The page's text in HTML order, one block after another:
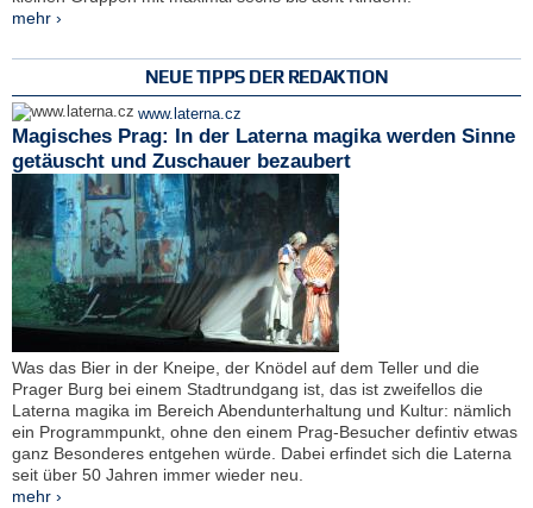
mehr ›
NEUE TIPPS DER REDAKTION
www.laterna.cz
Magisches Prag: In der Laterna magika werden Sinne
getäuscht und Zuschauer bezaubert
Was das Bier in der Kneipe, der Knödel auf dem Teller und die
Prager Burg bei einem Stadtrundgang ist, das ist zweifellos die
Laterna magika im Bereich Abendunterhaltung und Kultur: nämlich
ein Programmpunkt, ohne den einem Prag-Besucher defintiv etwas
ganz Besonderes entgehen würde. Dabei erfindet sich die Laterna
seit über 50 Jahren immer wieder neu.
mehr ›